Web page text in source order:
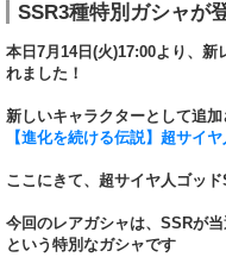
SSR3種特別ガシャが
本日7月14日(火)17:00より、新
れました！
新しいキャラクターとして追
【進化を続ける伝説】超サイ
ここにきて、超サイヤ人ゴッ
今回のレアガシャは、SSRが
という特別なガシャです